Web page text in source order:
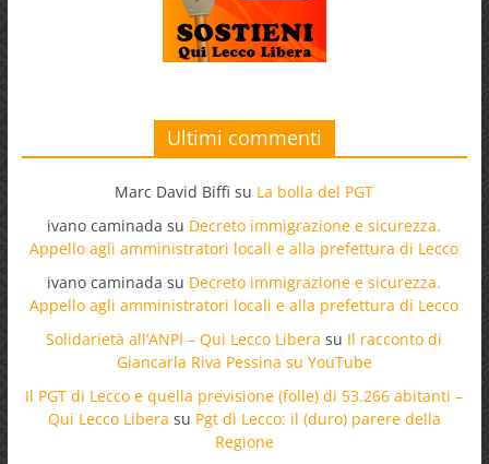
Ultimi commenti
Marc David Biffi su La bolla del PGT
ivano caminada su Decreto immigrazione e sicurezza.
Appello agli amministratori locali e alla prefettura di Lecco
ivano caminada su Decreto immigrazione e sicurezza.
Appello agli amministratori locali e alla prefettura di Lecco
Solidarietà all’ANPI – Qui Lecco Libera su Il racconto di
Giancarla Riva Pessina su YouTube
Il PGT di Lecco e quella previsione (folle) di 53.266 abitanti –
Qui Lecco Libera su Pgt di Lecco: il (duro) parere della
Regione